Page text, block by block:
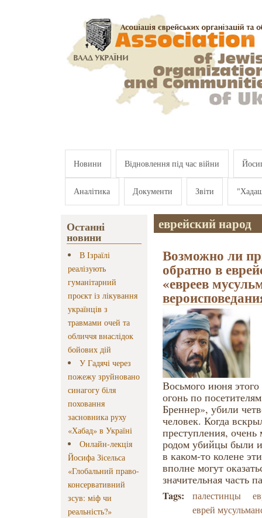
Новини Відновлення під час війни
Аналітика Документи Звіти
Останні
новини
В Ізраїлі
реалізують
гуманітарний
проєкт із лікування
українців з
травмами очей та
обличчя внаслідок
бойових дій
У Гадячі через
пожежу зруйновано
синагогу біля
поховання
засновника руху
«Хабад» в Україні
Онлайн-лекція
Йосифа Зісельса
«Глобальний право-
консервативний
зсув: міф чи
реальність?»
еврейский народ
Возможно ли
обратно в
«евреев
Восьмого июня этого
огонь по
Бреннер», убили
человек. Когда
преступления,
родом убийцы были
в каком-то колене
вполне могут
значительная часть
Tags: палестинцы
еврей